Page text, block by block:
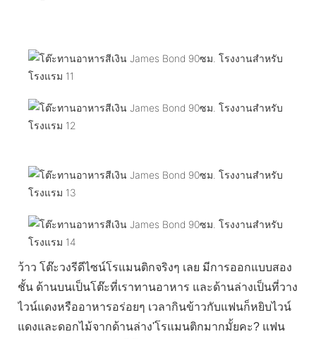
ว้าว โต๊ะวงรีดีไซน์โรแมนติกจริงๆ เลย มีการออกแบบสอง
ชั้น ด้านบนเป็นโต๊ะที่เราทานอาหาร และด้านล่างเป็นที่วาง
ไวน์แดงหรืออาหารอร่อยๆ เวลากินข้าวกับแฟนก็หยิบไวน์
แดงและดอกไม้จากด้านล่าง'โรแมนติกมากมั้ยคะ? แฟน